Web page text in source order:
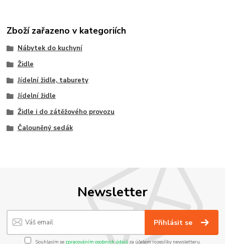
Zboží zařazeno v kategoriích
Nábytek do kuchyní
Židle
Jídelní židle, taburety
Jídelní židle
Židle i do zátěžového provozu
Čalouněný sedák
Newsletter
Přihlásit se
Souhlasím se zpracováním osobních údajůza účelem rozesílky newsletteru.